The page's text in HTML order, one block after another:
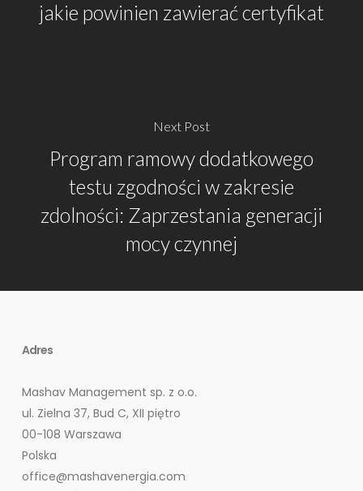
jakie powinien zawierać certyfikat
Next Post
Program ramowy dodatkowego
testu zgodności w zakresie
zdolności: Zaprzestania generacji
mocy czynnej
Adres
Mashav Management sp. z o.o.
ul. Zielna 37, Bud C, XII piętro
00-108 Warszawa
Polska
office@mashavenergia.com